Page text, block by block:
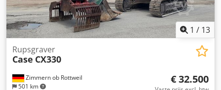
1 / 13
Zimmern ob Rottweil
501 km
Rupsgraver
Case CX330
€ 32.500